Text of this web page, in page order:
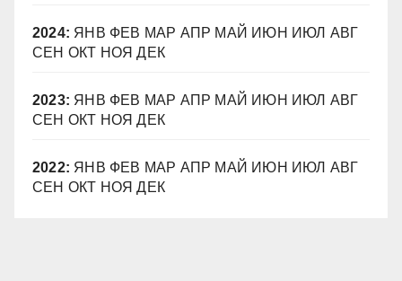
2024: ЯНВ ФЕВ МАР АПР МАЙ ИЮН ИЮЛ АВГ
СЕН ОКТ НОЯ ДЕК
2023: ЯНВ ФЕВ МАР АПР МАЙ ИЮН ИЮЛ АВГ
СЕН ОКТ НОЯ ДЕК
2022: ЯНВ ФЕВ МАР АПР МАЙ ИЮН ИЮЛ АВГ
СЕН ОКТ НОЯ ДЕК